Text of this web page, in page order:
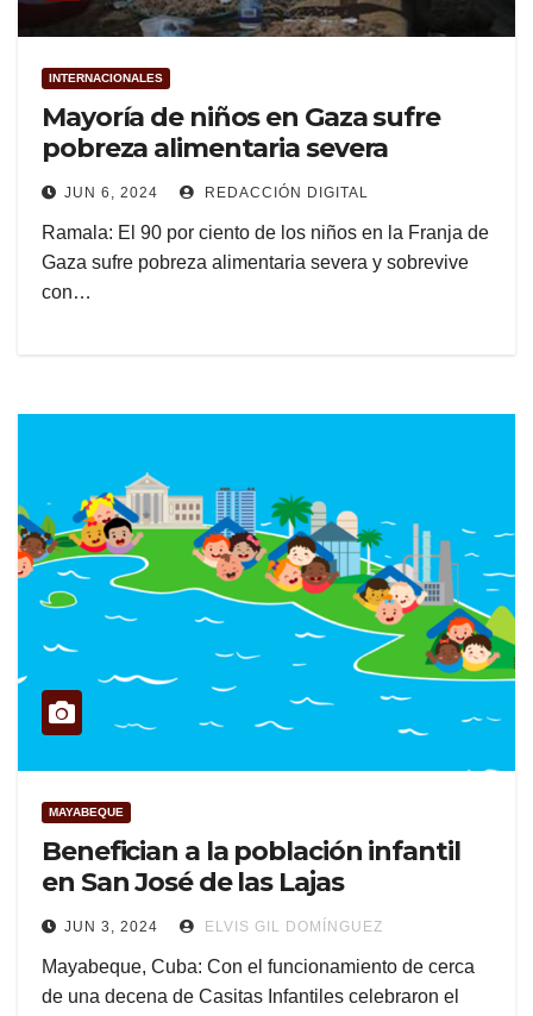
INTERNACIONALES
Mayoría de niños en Gaza sufre
pobreza alimentaria severa
JUN 6, 2024 REDACCIÓN DIGITAL
Ramala: El 90 por ciento de los niños en la Franja de
Gaza sufre pobreza alimentaria severa y sobrevive
con…
MAYABEQUE
Benefician a la población infantil
en San José de las Lajas
JUN 3, 2024 ELVIS GIL DOMÍNGUEZ
Mayabeque, Cuba: Con el funcionamiento de cerca
de una decena de Casitas Infantiles celebraron el